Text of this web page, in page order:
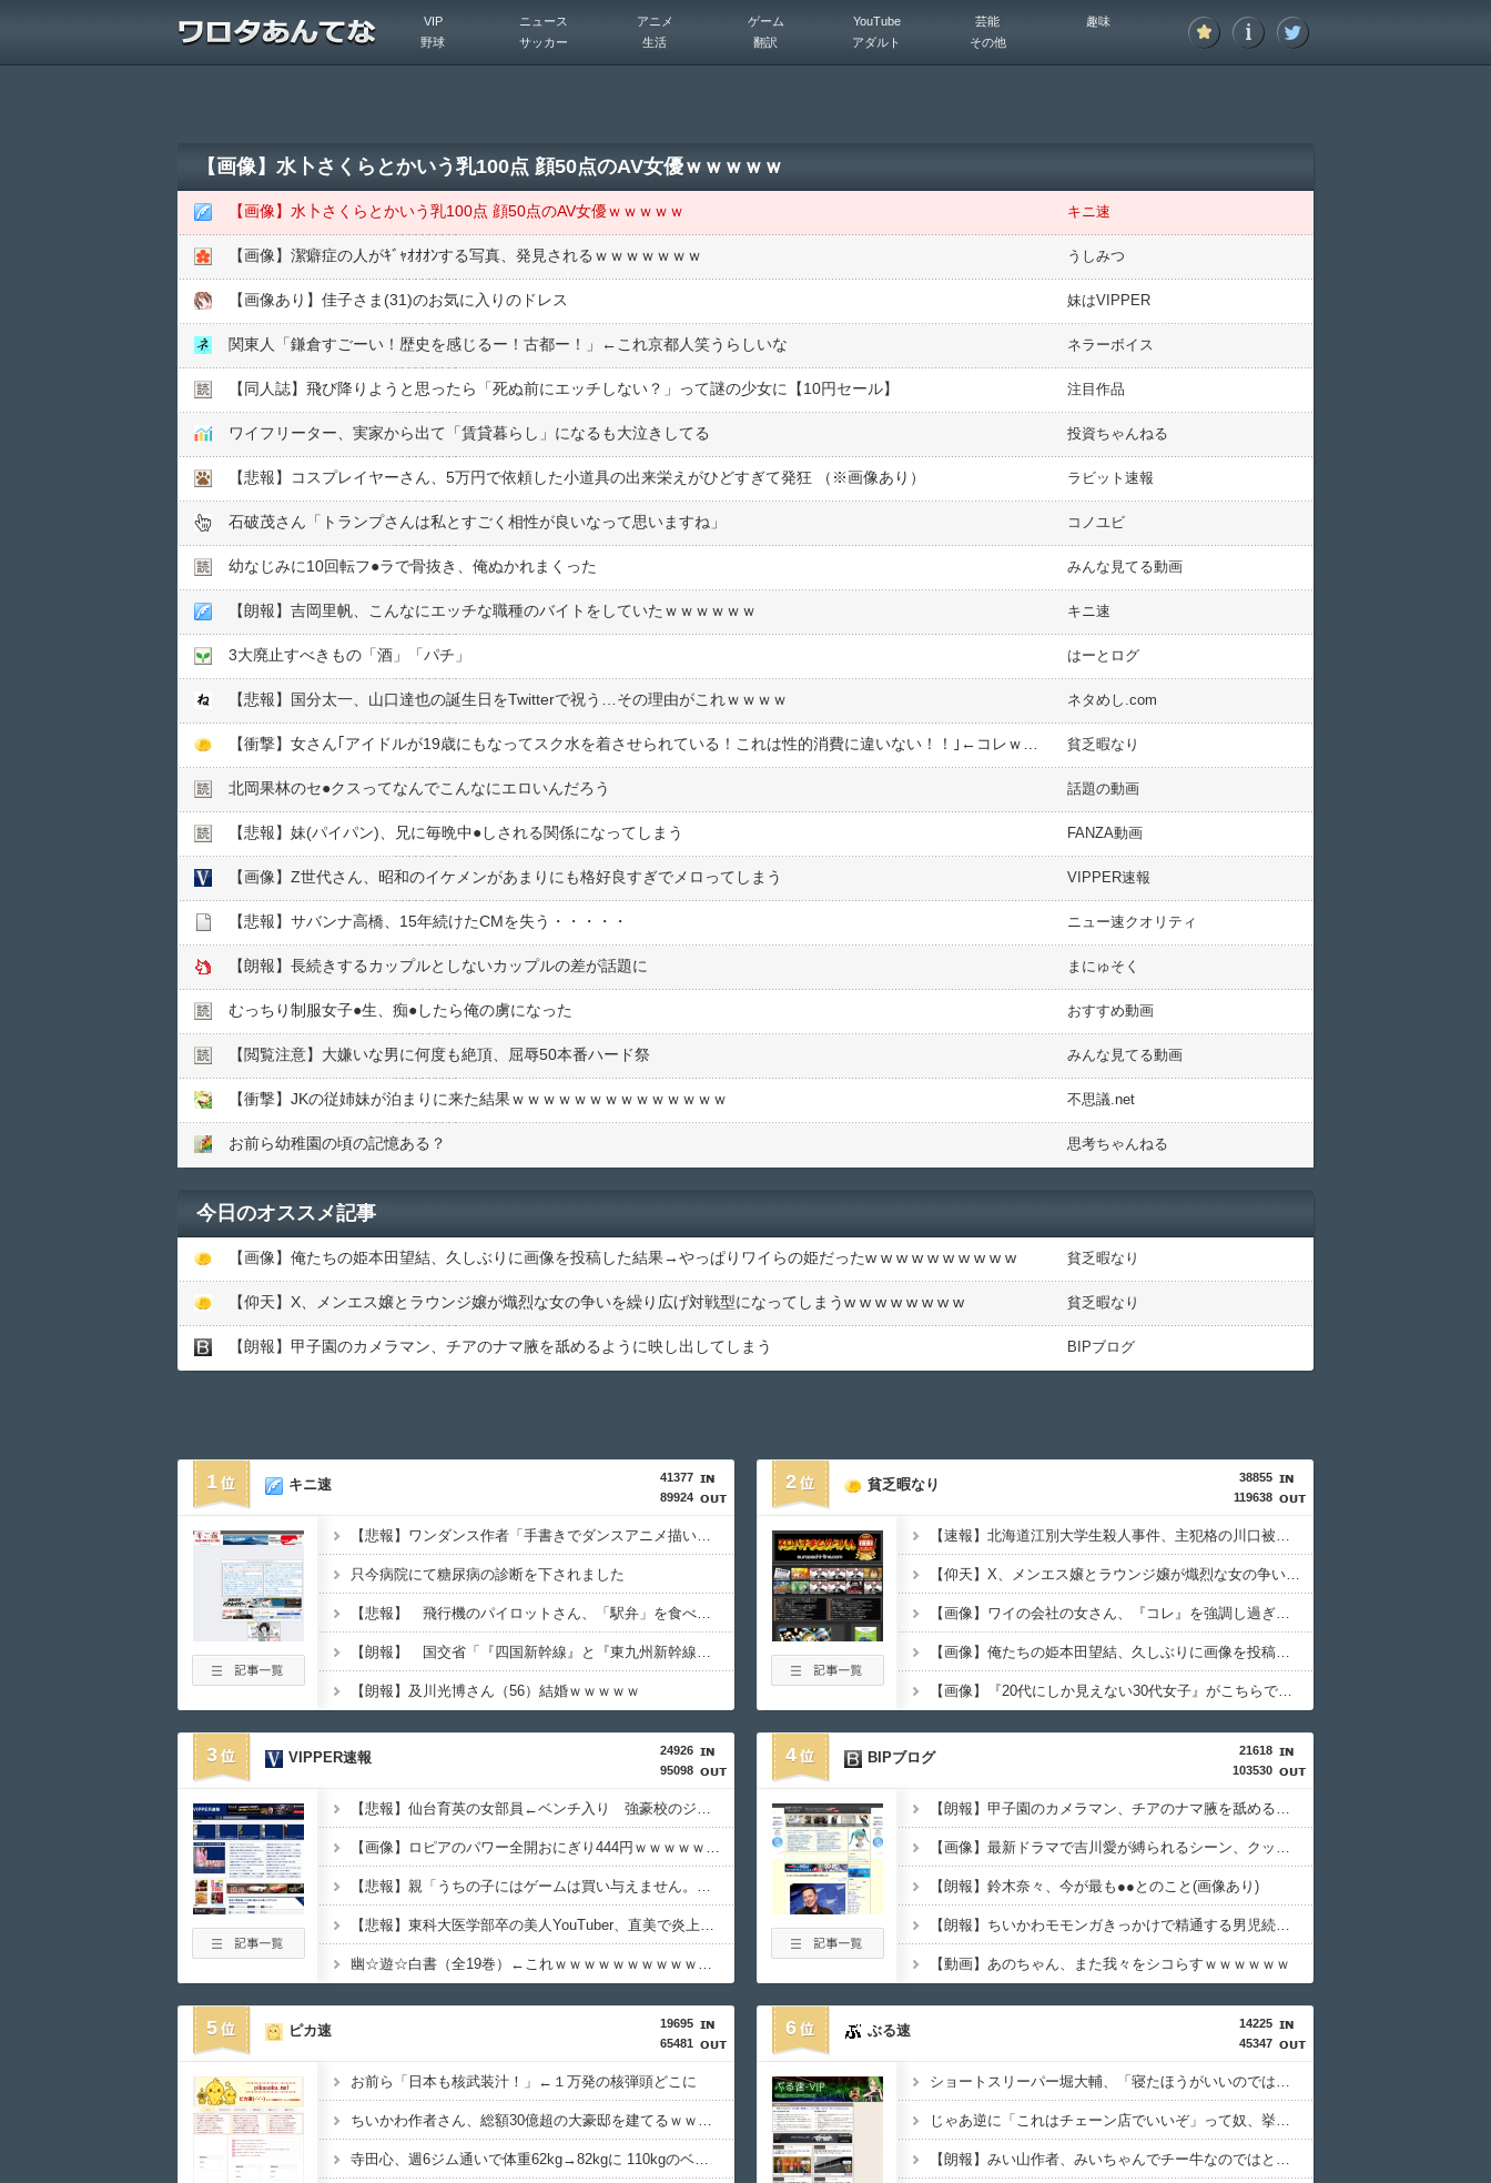
VIP ニュース アニメ ゲーム YouTube 芸能
趣味
野球
サッカー 生活 翻訳 アダルト その他
【画像】水卜さくらとかいう乳100点 顔50点のAV女優ｗｗｗｗｗ
【画像】水卜さくらとかいう乳100点 顔50点のAV女優ｗｗｗｗｗ キニ速
【画像】潔癖症の人がｷﾞｬｵｵｵﾝする写真、発見されるｗｗｗｗｗｗｗ うしみつ
【画像あり】佳子さま(31)のお気に入りのドレス 妹はVIPPER
関東人「鎌倉すごーい！歴史を感じるー！古都ー！」←これ京都人笑うらしいな ネラーボイス
【同人誌】飛び降りようと思ったら「死ぬ前にエッチしない？」って謎の少女に【10円セール】 注目作品
ワイフリーター、実家から出て「賃貸暮らし」になるも大泣きしてる 投資ちゃんねる
【悲報】コスプレイヤーさん、5万円で依頼した小道具の出来栄えがひどすぎて発狂 （※画像あり） ラビット速報
石破茂さん「トランプさんは私とすごく相性が良いなって思いますね」 コノユビ
幼なじみに10回転フ●︎ラで骨抜き、俺ぬかれまくった みんな見てる動画
【朗報】吉岡里帆、こんなにエッチな職種のバイトをしていたｗｗｗｗｗｗ キニ速
3大廃止すべきもの「酒」「パチ」 はーとログ
【悲報】国分太一、山口達也の誕生日をTwitterで祝う…その理由がこれｗｗｗｗ ネタめし.com
貧乏暇なり
北岡果林のセ●︎クスってなんでこんなにエロいんだろう 話題の動画
【悲報】妹(パイパン)、兄に毎晩中●︎しされる関係になってしまう FANZA動画
【画像】Z世代さん、昭和のイケメンがあまりにも格好良すぎでメロってしまう VIPPER速報
【悲報】サバンナ高橋、15年続けたCMを失う・・・・・ ニュー速クオリティ
【朗報】長続きするカップルとしないカップルの差が話題に まにゅそく
むっちり制服女子●︎生、痴●︎したら俺の虜になった おすすめ動画
【閲覧注意】大嫌いな男に何度も絶頂、屈辱50本番ハード祭 みんな見てる動画
【衝撃】JKの従姉妹が泊まりに来た結果ｗｗｗｗｗｗｗｗｗｗｗｗｗｗ 不思議.net
お前ら幼稚園の頃の記憶ある？ 思考ちゃんねる
今日のオススメ記事
【画像】俺たちの姫本田望結、久しぶりに画像を投稿した結果→やっぱりワイらの姫だったw w w w w w w w w w 貧乏暇なり
【仰天】X、メンエス嬢とラウンジ嬢が熾烈な女の争いを繰り広げ対戦型になってしまうw w w w w w w w 貧乏暇なり
【朗報】甲子園のカメラマン、チアのナマ腋を舐めるように映し出してしまう BIPブログ
1
41377
89924
キニ速
【悲報】ワンダンス作者「手書きでダンスアニメ描いてみました」←アニメの当てつけにしか見えないと話題に
只今病院にて糖尿病の診断を下されました
【悲報】 飛行機のパイロットさん、「駅弁」を食べていることがバレる……
【朗報】 国交省「『四国新幹線』と『東九州新幹線』、ガチで検討するわ。ガチのマジ」
【朗報】及川光博さん（56）結婚ｗｗｗｗｗ
2
38855
119638
貧乏暇なり
【速報】北海道江別大学生殺人事件、主犯格の川口被告(19)に無期懲役の判決←これ、妥当だと思う？？？？？？
【仰天】X、メンエス嬢とラウンジ嬢が熾烈な女の争いを繰り広げ対戦型になってしまうw w w w w w w w
【画像】ワイの会社の女さん、『コレ』を強調し過ぎて完全にあたしこ枠を狙ってるんだがw w w w w w w w w w w w
【画像】俺たちの姫本田望結、久しぶりに画像を投稿した結果→やっぱりワイらの姫だったw w w w w w w w w w
【画像】『20代にしか見えない30代女子』がこちらです←お前らから見てどう？？？？？？？
3
24926
95098
VIPPER速報
【悲報】仙台育英の女部員←ベンチ入り 強豪校のジャガイモダンサー←ベンチ外
【画像】ロピアのパワー全開おにぎり444円ｗｗｗｗｗｗｗｗｗｗｗｗ
【悲報】親「うちの子にはゲームは買い与えません。本だけで十分」→結果ｗｗｗ
【悲報】東科大医学部卒の美人YouTuber、直美で炎上・・・
幽☆遊☆白書（全19巻）←これｗｗｗｗｗｗｗｗｗｗｗｗｗｗ
4
21618
103530
BIPブログ
【朗報】甲子園のカメラマン、チアのナマ腋を舐めるように映し出してしまう
【画像】最新ドラマで吉川愛が縛られるシーン、クッソシコいwwwwwwww
【朗報】鈴木奈々、今が最も●●とのこと(画像あり)
【朗報】ちいかわモモンガきっかけで精通する男児続出の夏wwwww
【動画】あのちゃん、また我々をシコらすｗｗｗｗｗｗ
5
19695
65481
ピカ速
お前ら「日本も核武装汁！」←１万発の核弾頭どこに
ちいかわ作者さん、総額30億超の大豪邸を建てるｗｗｗｗｗｗｗｗｗｗｗｗｗｗｗｗｗｗｗ
寺田心、週6ジム通いで体重62kg→82kgに 110kgのベンチプレス持ち上げる姿披露
6
14225
45347
ぶる速
ショートスリーパー堀大輔、「寝たほうがいいのでは？のコメントにブチギレ
じゃあ逆に「これはチェーン店でいいぞ」って奴、挙げてけwwwwwwwww
【朗報】みい山作者、みいちゃんでチー牛なのではという疑惑が生まれるwwwwwww